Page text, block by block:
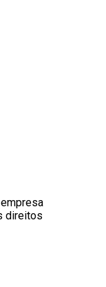
direitos